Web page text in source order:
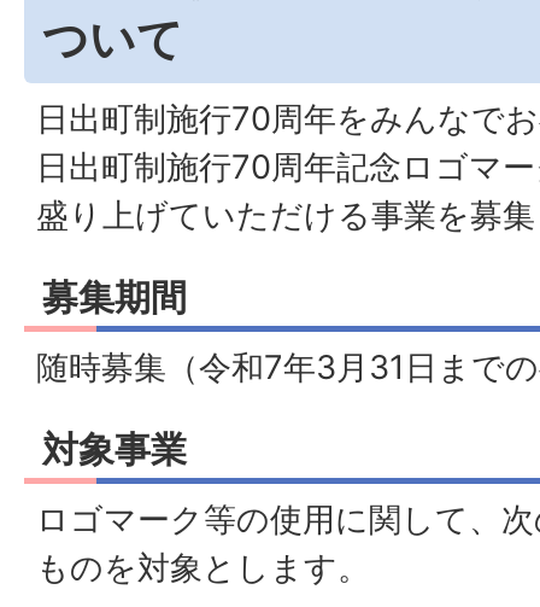
ついて
日出町制施行70周年をみんなで
日出町制施行70周年記念ロゴマ
盛り上げていただける事業を募
募集期間
随時募集（令和7年3月31日まで
対象事業
ロゴマーク等の使用に関して、
ものを対象とします。